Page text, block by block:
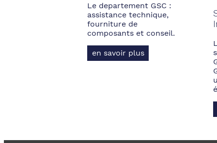
Le departement GSC :
assistance technique,
fourniture de
composants et conseil.
en savoir plus